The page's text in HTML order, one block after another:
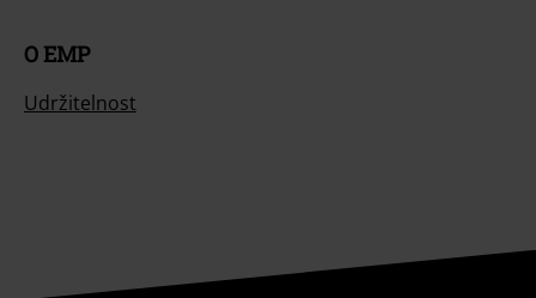
O EMP
Udržitelnost